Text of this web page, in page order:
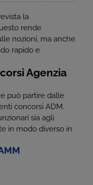
la
rende
nozioni, ma anche
rapido e
Agenzia
può partire dalle
concorsi ADM.
sia agli
in modo diverso in